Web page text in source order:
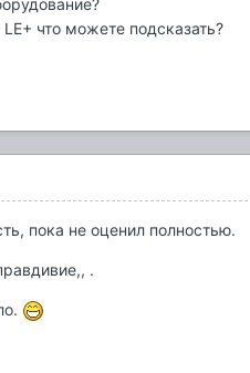
что можете подсказать?
пока не оценил полностью.
.